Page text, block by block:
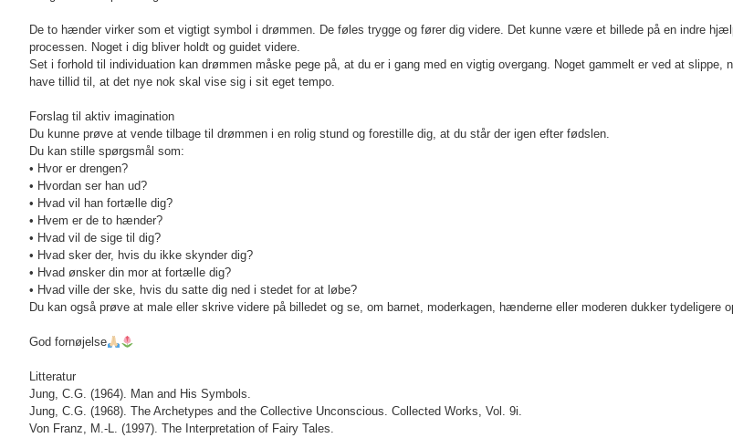
De to hænder virker som et vigtigt symbol i drømmen. De føles trygge og fører dig videre. Det kunne være et billede på en indre
processen. Noget i dig bliver holdt og guidet videre.
Set i forhold til individuation kan drømmen måske pege på, at du er i gang med en vigtig overgang. Noget gammelt er ved at
have tillid til, at det nye nok skal vise sig i sit eget tempo.
Forslag til aktiv imagination
Du kunne prøve at vende tilbage til drømmen i en rolig stund og forestille dig, at du står der igen efter fødslen.
Du kan stille spørgsmål som:
• Hvor er drengen?
• Hvordan ser han ud?
• Hvad vil han fortælle dig?
• Hvem er de to hænder?
• Hvad vil de sige til dig?
• Hvad sker der, hvis du ikke skynder dig?
• Hvad ønsker din mor at fortælle dig?
• Hvad ville der ske, hvis du satte dig ned i stedet for at løbe?
Du kan også prøve at male eller skrive videre på billedet og se, om barnet, moderkagen, hænderne eller moderen dukker tydeligere
God fornøjelse
Litteratur
Jung, C.G. (1964). Man and His Symbols.
Jung, C.G. (1968). The Archetypes and the Collective Unconscious. Collected Works, Vol. 9i.
Von Franz, M.-L. (1997). The Interpretation of Fairy Tales.